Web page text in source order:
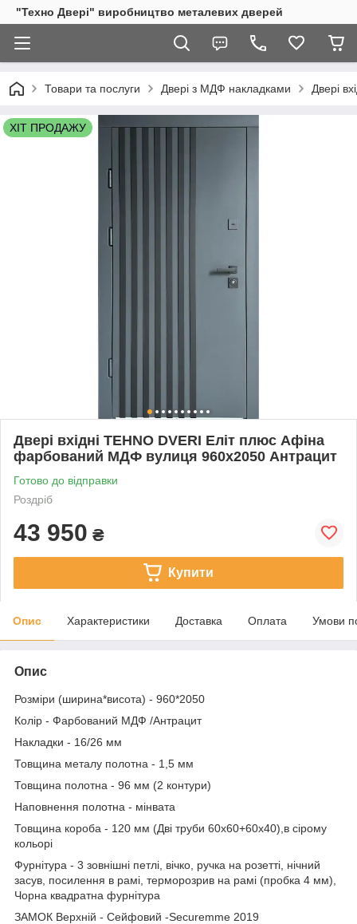
"Техно Двері" виробництво металевих дверей
Товари та послуги Двері з МДФ накладками Двері
ХІТ ПРОДАЖУ
Двері вхідні TEHNO DVERI Еліт плюс Афіна
фарбований МДФ вулиця 960х2050 Антрацит
Готово до відправки
Роздріб
43 950 ₴
Купити
Опис Характеристики Доставка Оплата Умови
Опис
Розміри (ширина*висота) - 960*2050
Колір - Фарбований МДФ /Антрацит
Накладки - 16/26 мм
Товщина металу полотна - 1,5 мм
Товщина полотна - 96 мм (2 контури)
Наповнення полотна - мінвата
Товщина короба - 120 мм (Дві труби 60х60+60х40),в сірому
кольорі
Фурнітура - 3 зовнішні петлі, вічко, ручка на розетті, нічний
засув, посилення в рамі, терморозрив на рамі (пробка 4 мм),
Чорна квадратна фурнітура
ЗАМОК Верхній - Сейфовий -Securemme 2019